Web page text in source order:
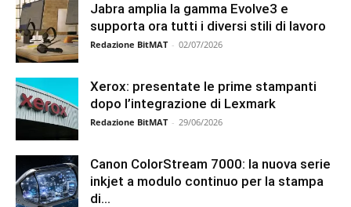
Jabra amplia la gamma Evolve3 e
supporta ora tutti i diversi stili di lavoro
Redazione BitMAT - 02/07/2026
Xerox: presentate le prime stampanti
dopo l’integrazione di Lexmark
Redazione BitMAT - 29/06/2026
Canon ColorStream 7000: la nuova serie
inkjet a modulo continuo per la stampa
di...